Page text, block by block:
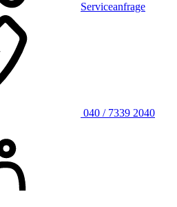
Serviceanfrage
040 / 7339 2040